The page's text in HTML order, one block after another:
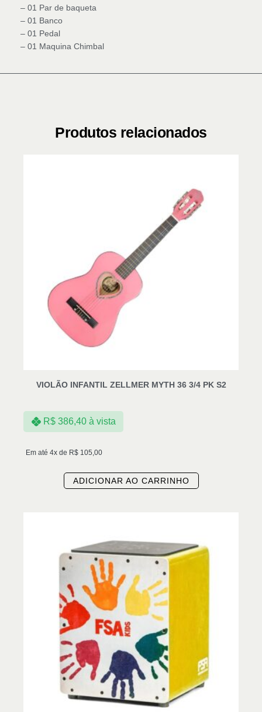
– 01 Par de baqueta
– 01 Banco
– 01 Pedal
– 01 Maquina Chimbal
Produtos relacionados
VIOLÃO INFANTIL ZELLMER MYTH 36 3/4 PK S2
Em até 4x de R$ 105,00
R$386,40 à vista
ADICIONAR AO CARRINHO